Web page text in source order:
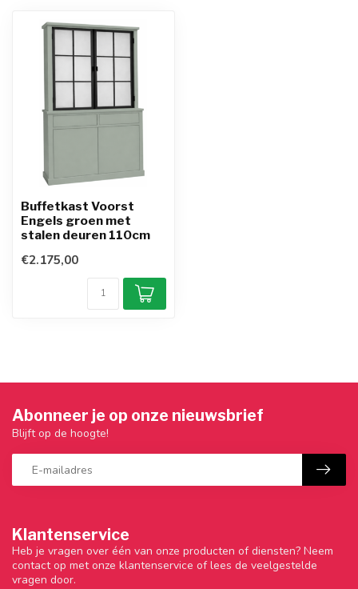
Buffetkast Voorst
Engels groen met
stalen deuren 110cm
€2.175,00
Klantenservice
Heb je vragen over één van onze producten of diensten? Neem
contact op met onze klantenservice of lees de veelgestelde
vragen door.
Abonneer je op onze nieuwsbrief
Blijft op de hoogte!